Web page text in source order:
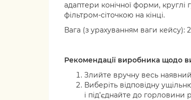
адаптери конічної форми,
фільтром-сіточкою на кінці.
Вага (з урахуванням ваги кейсу):
Рекомендації виробника щодо
Злийте вручну весь
Виберіть відповідну
і під’єднайте до горловини